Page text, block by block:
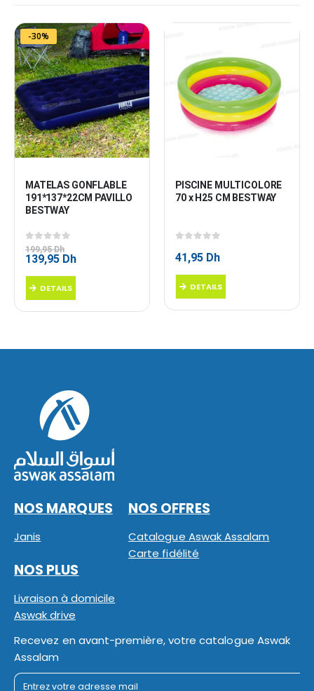
-30%
MATELAS GONFLABLE
191*137*22CM PAVILLO
BESTWAY
0 sur 5
199,95Dh
Le
était :
199,95 Dh.
139,95 DhLe
DETAILS
PISCINE MULTICOLORE
70 x H25 CM BESTWAY
41,95 Dh
DETAILS
NOS MARQUES
Janis
NOS OFFRES
Catalogue Aswak Assalam
Carte fidélité
NOS PLUS
Livraison à domicile
Aswak drive
Recevez en avant-première, votre catalogue Aswak
Assalam